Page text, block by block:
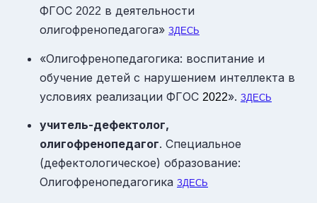
ФГОС 2022 в деятельности
олигофренопедагога» ЗДЕСЬ
«Олигофренопедагогика: воспитание и
обучение детей с нарушением интеллекта в
условиях реализации ФГОС 2022». ЗДЕСЬ
учитель-дефектолог,
олигофренопедагог. Специальное
(дефектологическое) образование:
Олигофренопедагогика ЗДЕСЬ